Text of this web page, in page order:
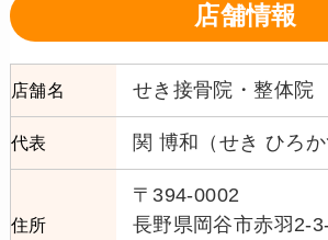
店舗情報
店舗名 せき接骨院・整体院
代表 関 博和（せき ひろか
住所
〒394-0002
長野県岡谷市赤羽2-